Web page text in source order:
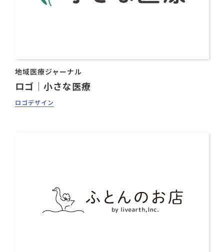
地域医療ジャーナル
ロゴ｜小さな医療
ロゴデザイン